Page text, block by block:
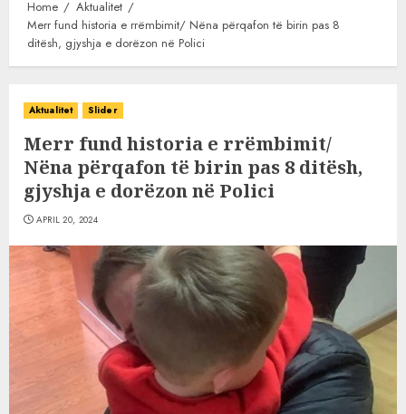
Home
Aktualitet
Merr fund historia e rrëmbimit/ Nëna përqafon të birin pas 8
ditësh, gjyshja e dorëzon në Polici
Aktualitet Slider
Merr fund historia e rrëmbimit/
Nëna përqafon të birin pas 8 ditësh,
gjyshja e dorëzon në Polici
APRIL 20, 2024